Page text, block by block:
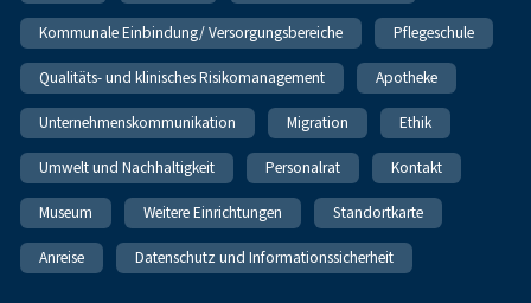
Kommunale Einbindung/ Versorgungsbereiche Pflegeschule
Qualitäts- und klinisches Risikomanagement Apotheke
Unternehmenskommunikation Migration Ethik
Umwelt und Nachhaltigkeit Personalrat Kontakt
Museum Weitere Einrichtungen Standortkarte
Anreise Datenschutz und Informationssicherheit